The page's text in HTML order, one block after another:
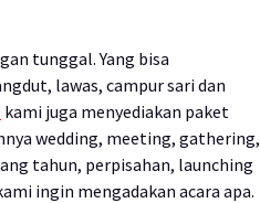
tunggal. Yang bisa
lawas, campur sari dan
kami juga menyediakan paket
wedding, meeting, gathering,
tahun, perpisahan, launching
ingin mengadakan acara apa.